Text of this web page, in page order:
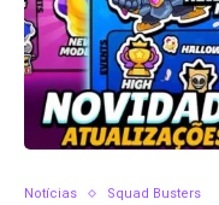
Notícias Squad Busters